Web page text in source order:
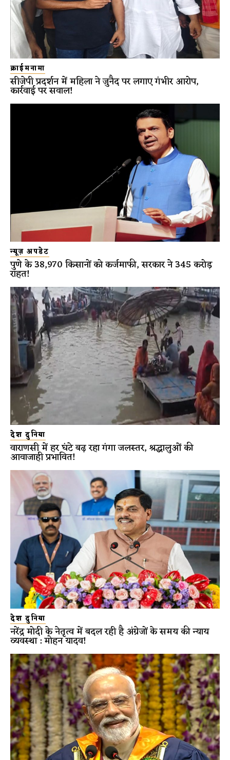
क्राईमनामा
सीजेपी प्रदर्शन में महिला ने जुनैद पर लगाए गंभीर आरोप,
कार्रवाई पर सवाल!
न्यूज़ अपडेट
पुणे के 38,970 किसानों को कर्जमाफी, सरकार ने 345 करोड़
राहत!
देश दुनिया
वाराणसी में हर घंटे बढ़ रहा गंगा जलस्तर, श्रद्धालुओं की
आवाजाही प्रभावित!
देश दुनिया
नरेंद्र मोदी के नेतृत्व में बदल रही है अंग्रेजों के समय की न्याय
व्यवस्था : मोहन यादव!